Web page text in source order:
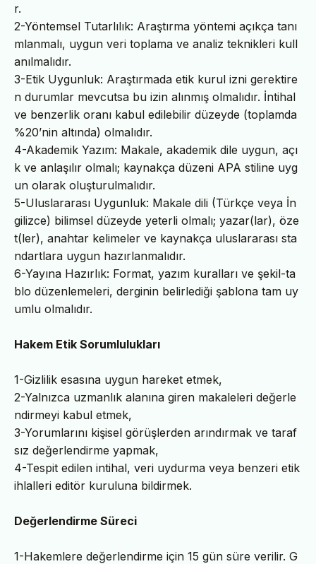
r.
2-Yöntemsel Tutarlılık: Araştırma yöntemi açıkça tanı
mlanmalı, uygun veri toplama ve analiz teknikleri kull
anılmalıdır.
3-Etik Uygunluk: Araştırmada etik kurul izni gerektire
n durumlar mevcutsa bu izin alınmış olmalıdır. İntihal
ve benzerlik oranı kabul edilebilir düzeyde (toplamda
%20’nin altında) olmalıdır.
4-Akademik Yazım: Makale, akademik dile uygun, açı
k ve anlaşılır olmalı; kaynakça düzeni APA stiline uyg
un olarak oluşturulmalıdır.
5-Uluslararası Uygunluk: Makale dili (Türkçe veya İn
gilizce) bilimsel düzeyde yeterli olmalı; yazar(lar), öze
t(ler), anahtar kelimeler ve kaynakça uluslararası sta
ndartlara uygun hazırlanmalıdır.
6-Yayına Hazırlık: Format, yazım kuralları ve şekil-ta
blo düzenlemeleri, derginin belirlediği şablona tam uy
umlu olmalıdır.
Hakem Etik Sorumlulukları
1-Gizlilik esasına uygun hareket etmek,
2-Yalnızca uzmanlık alanına giren makaleleri değerle
ndirmeyi kabul etmek,
3-Yorumlarını kişisel görüşlerden arındırmak ve taraf
sız değerlendirme yapmak,
4-Tespit edilen intihal, veri uydurma veya benzeri etik
ihlalleri editör kuruluna bildirmek.
Değerlendirme Süreci
1-Hakemlere değerlendirme için 15 gün süre verilir. G